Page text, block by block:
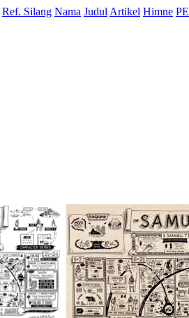
Ref. Silang Nama Judul Artikel Himne